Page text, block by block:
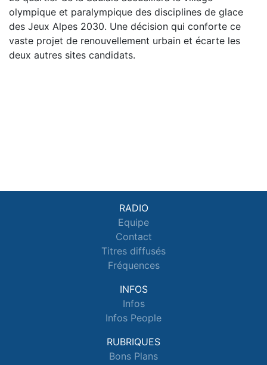
olympique et paralympique des disciplines de glace
des Jeux Alpes 2030. Une décision qui conforte ce
vaste projet de renouvellement urbain et écarte les
deux autres sites candidats.
RADIO
Equipe
Contact
Titres diffusés
Fréquences
INFOS
Infos
Infos People
RUBRIQUES
Bons Plans